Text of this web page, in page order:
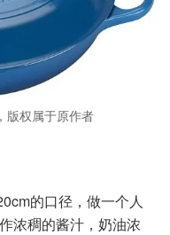
版权属于原作者
的口径，做一个人
浓稠的酱汁，奶油浓